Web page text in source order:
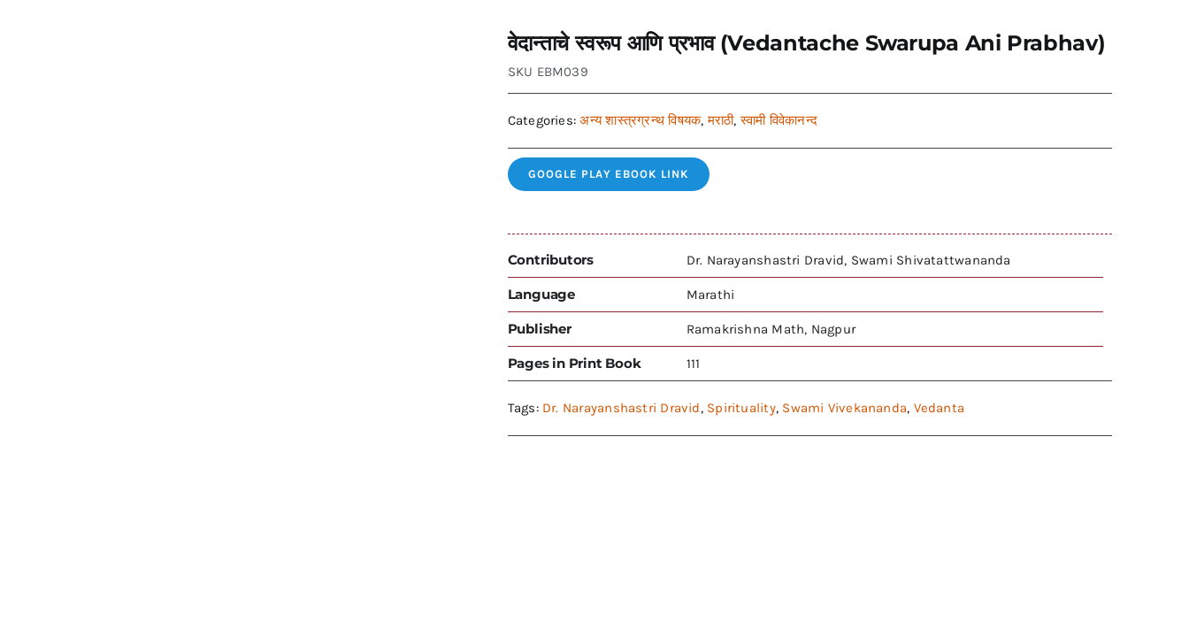
वेदान्ताचे स्वरूप आणि प्रभाव (Vedantache Swarupa Ani Prabhav)
SKU EBM039
Categories:अन्य शास्त्रग्रन्थ विषयक,मराठी,स्वामी विवेकानन्द
GOOGLE PLAY EBOOK LINK
Contributors Dr. Narayanshastri Dravid, Swami Shivatattwananda
Language Marathi
Publisher Ramakrishna Math, Nagpur
Pages in Print Book 111
Tags: Dr. Narayanshastri Dravid, Spirituality, Swami Vivekananda, Vedanta